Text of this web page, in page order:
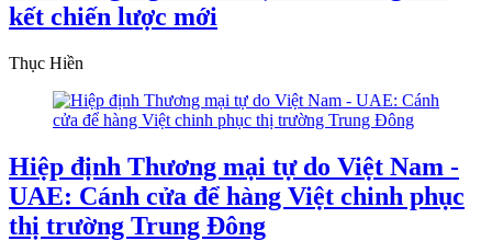
kết chiến lược mới
Thục Hiền
Hiệp định Thương mại tự do Việt Nam -
UAE: Cánh cửa để hàng Việt chinh phục
thị trường Trung Đông